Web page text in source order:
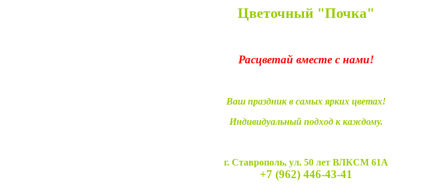
Цветочный "Почка"
Расцветай вместе с нами!
Ваш праздник в самых ярких цветах!
Индивидуальный подход к каждому.
г. Ставрополь, ул. 50 лет ВЛКСМ 61А
+7 (962) 446-43-41